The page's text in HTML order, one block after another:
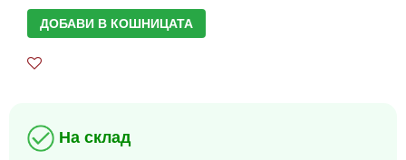
ДОБАВИ В КОШНИЦАТА
На склад